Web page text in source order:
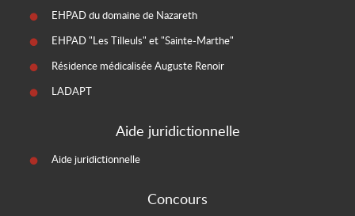
EHPAD du domaine de Nazareth
EHPAD "Les Tilleuls" et "Sainte-Marthe"
Résidence médicalisée Auguste Renoir
LADAPT
Aide juridictionnelle
Aide juridictionnelle
Concours